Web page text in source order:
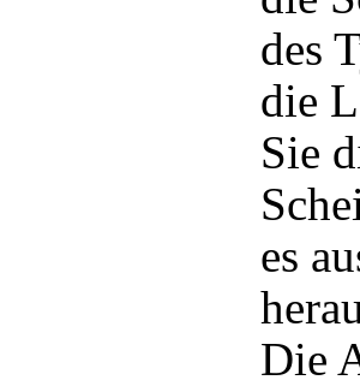
des
die
Sie
es
Die